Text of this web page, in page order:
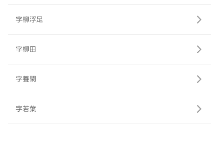
字柳浮足
字柳田
字養閑
字若葉